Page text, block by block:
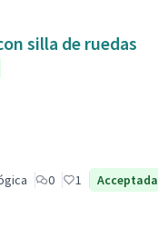
silla de ruedas
0 1 Acceptada